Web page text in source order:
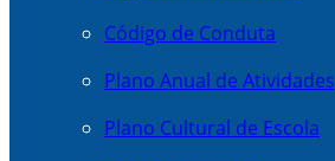
Código de Conduta
Plano Anual de Atividades
Plano Cultural de Escola